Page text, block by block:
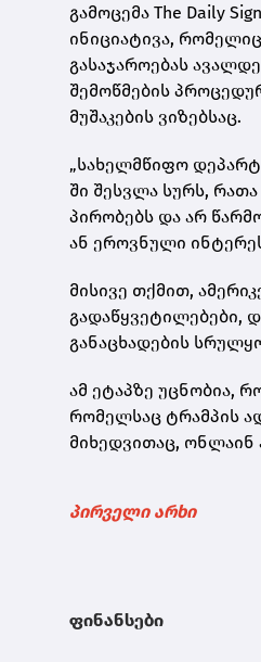
გამოცემა The Daily
ინიციატივა,
გასაჯაროებას
შემოწმების
მუშაკების ვიზებსაც.
„სახელმწიფო
ში შესვლა სურს,
პირობებს და არ
ან ეროვნული
მისივე თქმით,
გადაწყვეტილებები,
განაცხადების
ამ ეტაპზე უცნობია,
რომელსაც ტრამპის
მიხედვითაც, ონლაინ
პირველი არხი
ფინანსები